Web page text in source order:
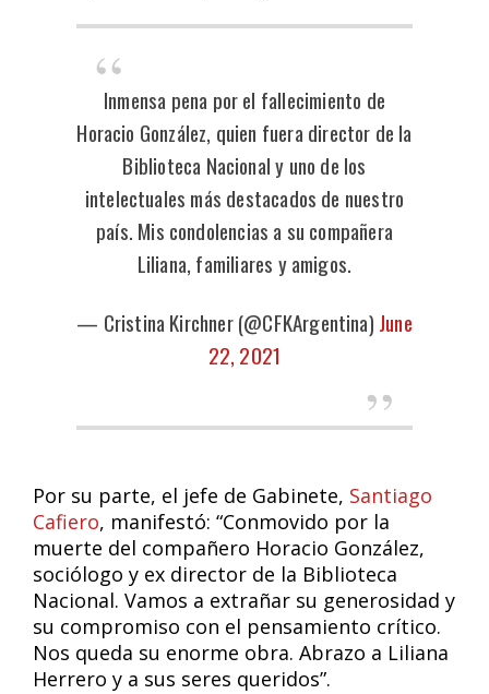
Inmensa pena por el fallecimiento de
Horacio González, quien fuera director de la
Biblioteca Nacional y uno de los
intelectuales más destacados de nuestro
país. Mis condolencias a su compañera
Liliana, familiares y amigos.
— Cristina Kirchner (@CFKArgentina) June
22, 2021
Por su parte, el jefe de Gabinete, Santiago
Cafiero, manifestó: “Conmovido por la
muerte del compañero Horacio González,
sociólogo y ex director de la Biblioteca
Nacional. Vamos a extrañar su generosidad y
su compromiso con el pensamiento crítico.
Nos queda su enorme obra. Abrazo a Liliana
Herrero y a sus seres queridos”.